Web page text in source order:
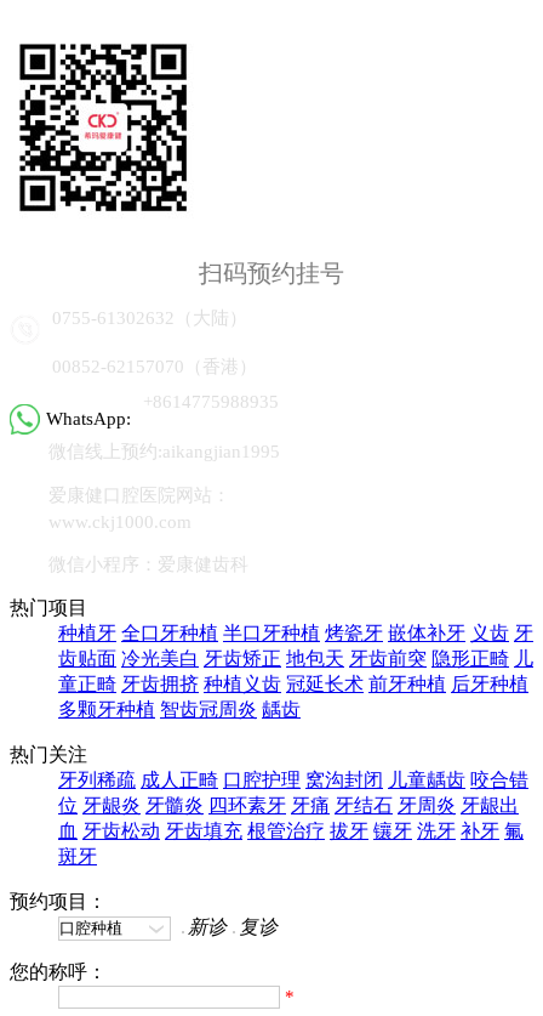
扫码预约挂号
0755-61302632（大陆）
00852-62157070（香港）
WhatsApp:
+8614775988935
微信线上预约:aikangjian1995
爱康健口腔医院网站：
www.ckj1000.com
微信小程序：爱康健齿科
热门项目
种植牙 全口牙种植 半口牙种植 烤瓷牙 嵌体补牙 义齿 牙
齿贴面 冷光美白 牙齿矫正 地包天 牙齿前突 隐形正畸 儿
童正畸 牙齿拥挤 种植义齿 冠延长术 前牙种植 后牙种植
多颗牙种植 智齿冠周炎 龋齿
热门关注
牙列稀疏 成人正畸 口腔护理 窝沟封闭 儿童龋齿 咬合错
位 牙龈炎 牙髓炎 四环素牙 牙痛 牙结石 牙周炎 牙龈出
血 牙齿松动 牙齿填充 根管治疗 拔牙 镶牙 洗牙 补牙 氟
斑牙
预约项目：
新诊
复诊
您的称呼：
*